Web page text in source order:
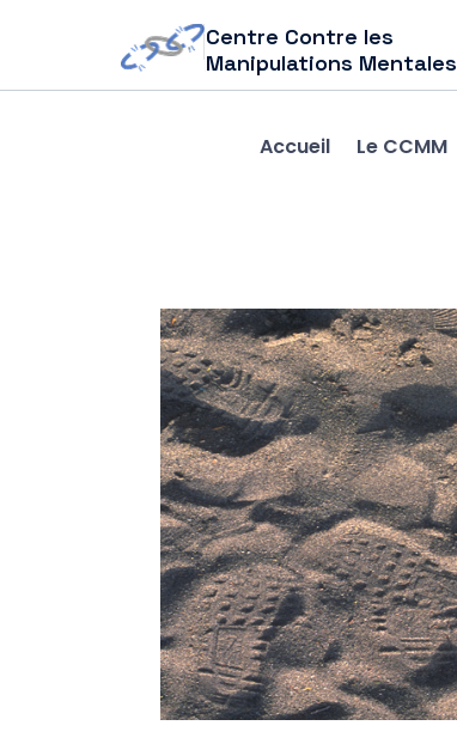
Centre Contre les
Manipulations Mentales
Accueil Le CCMM